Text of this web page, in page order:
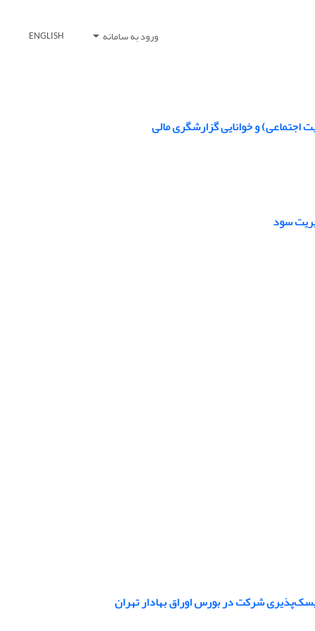
ورود به سامانه ENGLISH
اجتماعی) و خوانایی گزارشگری مالی
سود
شرکت‌ در بورس اوراق بهادار تهران